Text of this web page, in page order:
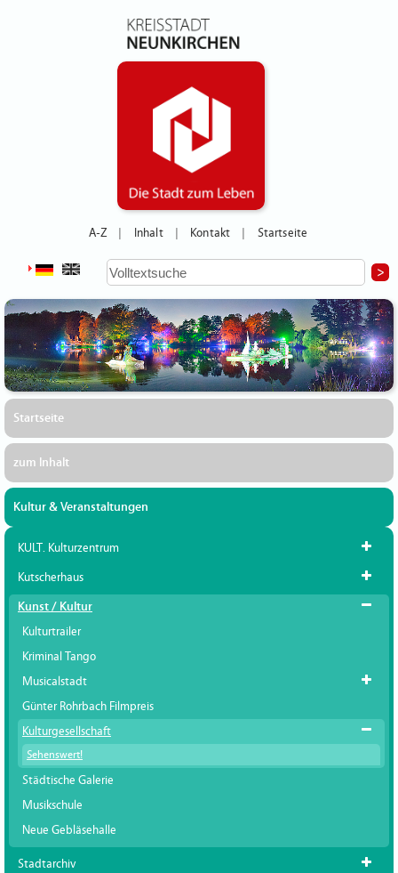
A-Z Inhalt Kontakt Startseite
Startseite
zum Inhalt
Kultur & Veranstaltungen
KULT. Kulturzentrum
Kutscherhaus
Kunst / Kultur
Kulturtrailer
Kriminal Tango
Musicalstadt
Günter Rohrbach Filmpreis
Kulturgesellschaft
Sehenswert!
Städtische Galerie
Musikschule
Neue Gebläsehalle
Stadtarchiv